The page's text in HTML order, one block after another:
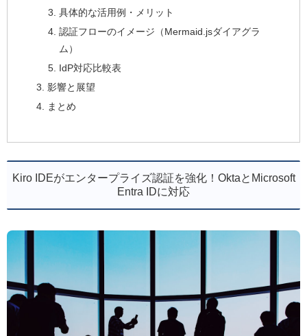
具体的な活用例・メリット
認証フローのイメージ（Mermaid.jsダイアグラ
ム）
IdP対応比較表
影響と展望
まとめ
Kiro IDEがエンタープライズ認証を強化！OktaとMicrosoft
Entra IDに対応